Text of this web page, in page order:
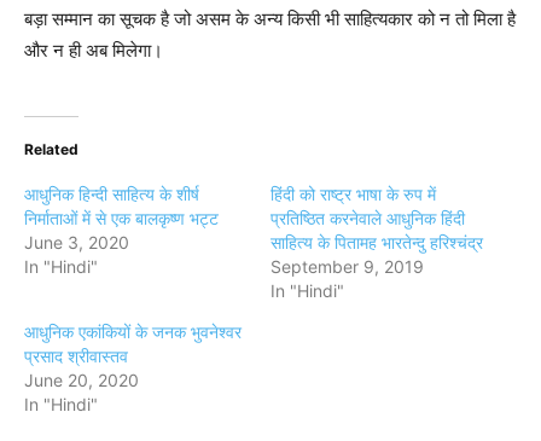
बड़ा सम्मान का सूचक है जो असम के अन्य किसी भी साहित्यकार को न तो मिला है
और न ही अब मिलेगा।
Related
आधुनिक हिन्दी साहित्य के शीर्ष
निर्माताओं में से एक बालकृष्ण भट्ट
June 3, 2020
In "Hindi"
हिंदी को राष्ट्र भाषा के रुप में
प्रतिष्ठित करनेवाले आधुनिक हिंदी
साहित्य के पितामह भारतेन्दु हरिश्चंद्र
September 9, 2019
In "Hindi"
आधुनिक एकांकियों के जनक भुवनेश्वर
प्रसाद श्रीवास्तव
June 20, 2020
In "Hindi"